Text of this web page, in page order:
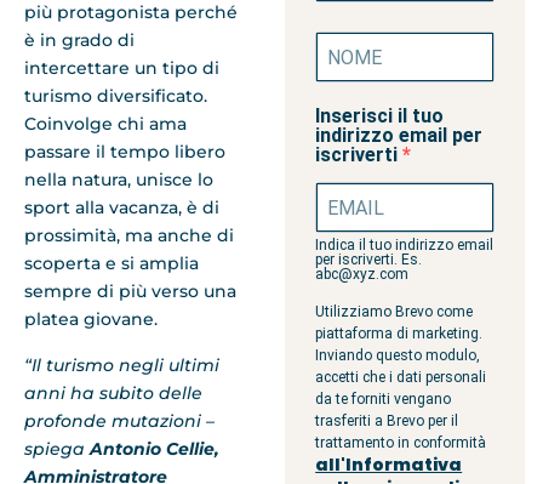
più protagonista perché
è in grado di
intercettare un tipo di
turismo diversificato.
Coinvolge chi ama
passare il tempo libero
nella natura, unisce lo
sport alla vacanza, è di
prossimità, ma anche di
scoperta e si amplia
sempre di più verso una
platea giovane.
“Il turismo negli ultimi
anni ha subito delle
profonde mutazioni –
spiegaAntonio Cellie,
Amministratore
Inserisci il tuo
indirizzo email per
iscriverti
Indica il tuo indirizzo email
per iscriverti. Es.
abc@xyz.com
Utilizziamo Brevo come
piattaforma di marketing.
Inviando questo modulo,
accetti che i dati personali
da te forniti vengano
trasferiti a Brevo per il
trattamento in conformità
all'Informativa